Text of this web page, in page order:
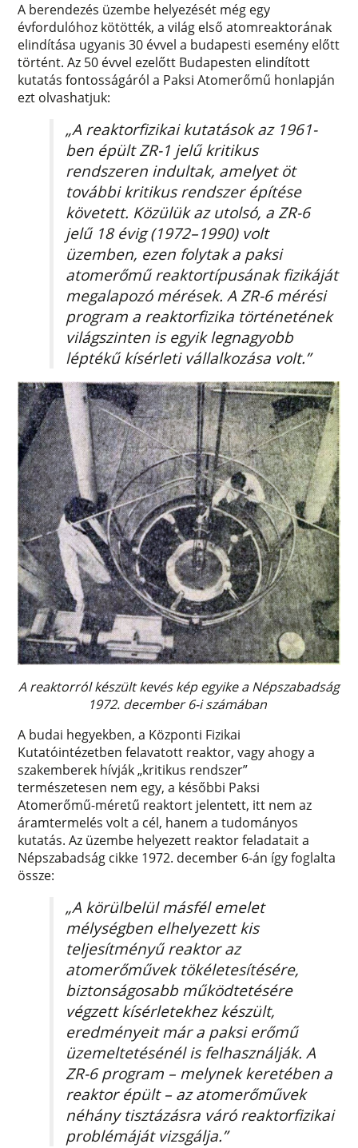
A berendezés üzembe helyezését még egy
évfordulóhoz kötötték, a világ első atomreaktorának
elindítása ugyanis 30 évvel a budapesti esemény előtt
történt. Az 50 évvel ezelőtt Budapesten elindított
kutatás fontosságáról a Paksi Atomerőmű honlapján
ezt olvashatjuk:
„A reaktorfizikai kutatások az 1961-
ben épült ZR-1 jelű kritikus
rendszeren indultak, amelyet öt
további kritikus rendszer építése
követett. Közülük az utolsó, a ZR-6
jelű 18 évig (1972–1990) volt
üzemben, ezen folytak a paksi
atomerőmű reaktortípusának fizikáját
megalapozó mérések. A ZR-6 mérési
program a reaktorfizika történetének
világszinten is egyik legnagyobb
léptékű kísérleti vállalkozása volt.”
A reaktorról készült kevés kép egyike a Népszabadság
1972. december 6-i számában
A budai hegyekben, a Központi Fizikai
Kutatóintézetben felavatott reaktor, vagy ahogy a
szakemberek hívják „kritikus rendszer”
természetesen nem egy, a későbbi Paksi
Atomerőmű-méretű reaktort jelentett, itt nem az
áramtermelés volt a cél, hanem a tudományos
kutatás. Az üzembe helyezett reaktor feladatait a
Népszabadság cikke 1972. december 6-án így foglalta
össze:
„A körülbelül másfél emelet
mélységben elhelyezett kis
teljesítményű reaktor az
atomerőművek tökéletesítésére,
biztonságosabb működtetésére
végzett kísérletekhez készült,
eredményeit már a paksi erőmű
üzemeltetésénél is felhasználják. A
ZR-6 program – melynek keretében a
reaktor épült – az atomerőművek
néhány tisztázásra váró reaktorfizikai
problémáját vizsgálja.”